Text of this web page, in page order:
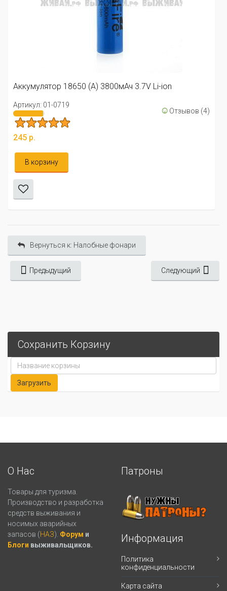
Аккумулятор 18650 (А) 3800мАч 3.7V Li-ion
Артикул: 01-0719 ☺ Отзывов (4)
245 р.
В корзину
Вернуться к: Налобные фонари
Предыдущий Следующий
Сохранить Корзину
О Нас
Товары для туризма.
Производство и разработка
средств выживания и
носимых аварийных
запасов (НАЗ). Форум и
Блоги выживальщиков.
Патроны
Информация
Политика
конфиденциальности
Карта сайта